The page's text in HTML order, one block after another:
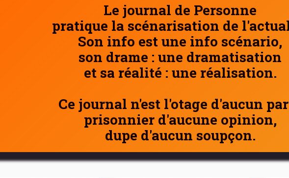
Le journal de Personne
pratique la scénarisation de
Son info est une info scénario,
son drame : une dramatisation
et sa réalité : une réalisation.
Ce journal n'est l'otage d'aucun
prisonnier d'aucune opinion,
dupe d'aucun soupçon.